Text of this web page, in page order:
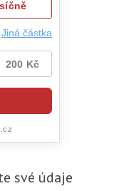
své údaje